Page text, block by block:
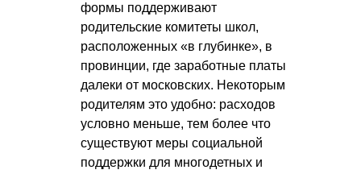
формы поддерживают
родительские комитеты школ,
расположенных «в глубинке», в
провинции, где заработные платы
далеки от московских. Некоторым
родителям это удобно: расходов
условно меньше, тем более что
существуют меры социальной
поддержки для многодетных и